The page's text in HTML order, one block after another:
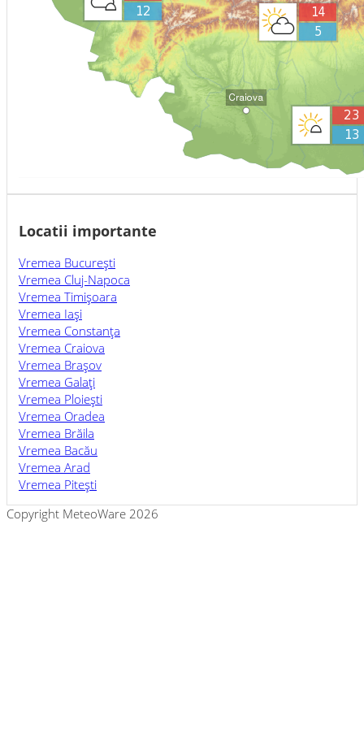
Locatii importante
Vremea Bucureşti
Vremea Cluj-Napoca
Vremea Timişoara
Vremea Iaşi
Vremea Constanţa
Vremea Craiova
Vremea Braşov
Vremea Galaţi
Vremea Ploieşti
Vremea Oradea
Vremea Brăila
Vremea Bacău
Vremea Arad
Vremea Piteşti
Copyright MeteoWare 2026